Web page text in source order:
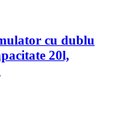
cu dublu
20l,